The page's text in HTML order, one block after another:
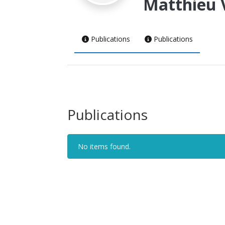
Matthieu
Publications Publications
Publications
No items found.